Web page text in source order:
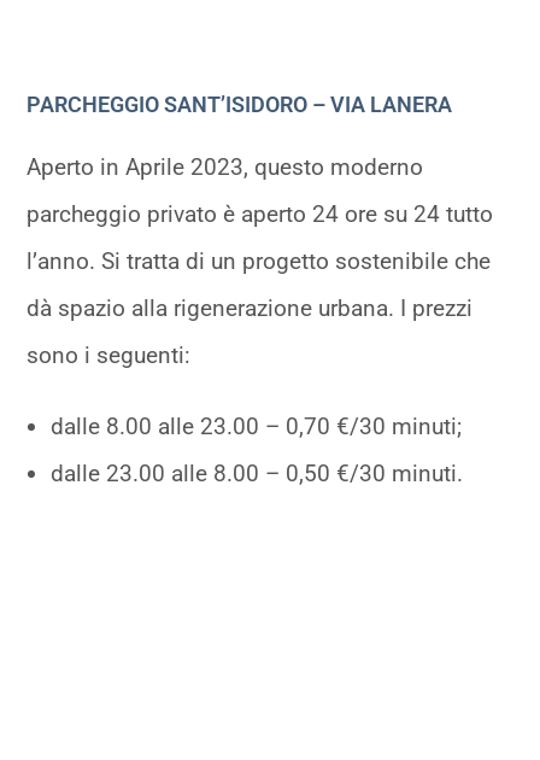
PARCHEGGIO SANT’ISIDORO – VIA LANERA
Aperto in Aprile 2023, questo moderno
parcheggio privato è aperto 24 ore su 24 tutto
l’anno. Si tratta di un progetto sostenibile che
dà spazio alla rigenerazione urbana. I prezzi
sono i seguenti:
dalle 8.00 alle 23.00 – 0,70 €/30 minuti;
dalle 23.00 alle 8.00 – 0,50 €/30 minuti.